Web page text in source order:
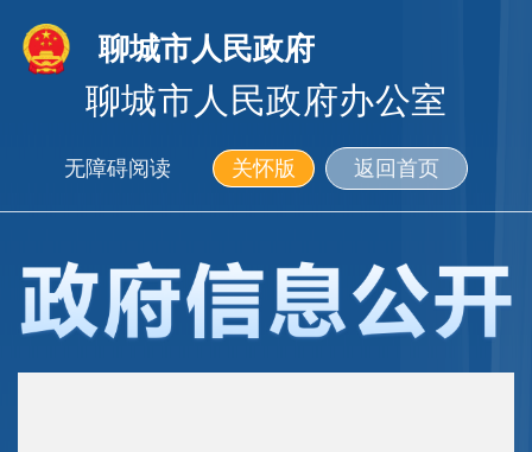
聊城市人民政府
聊城市人民政府办公室
无障碍阅读 关怀版 返回首页